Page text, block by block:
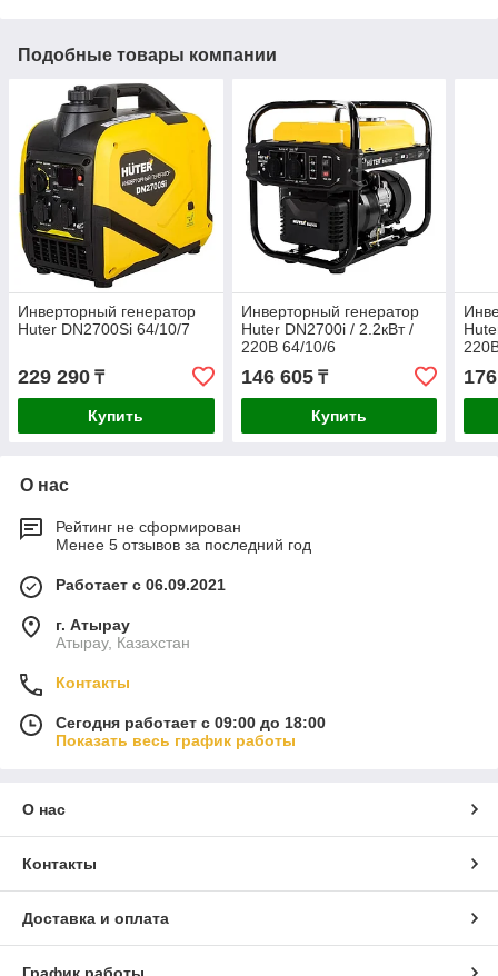
Подобные товары компании
Инверторный генератор
Huter DN2700Si 64/10/7
229 290 ₸
Купить
Инверторный генератор
Huter DN2700i / 2.2кВт /
220В 64/10/6
146 605₸
Купить
О нас
Рейтинг не сформирован
Менее 5 отзывов за последний год
Работает с 06.09.2021
г. Атырау
Атырау, Казахстан
Контакты
Сегодня работает с 09:00 до 18:00
Показать весь график работы
О нас
Контакты
Доставка и оплата